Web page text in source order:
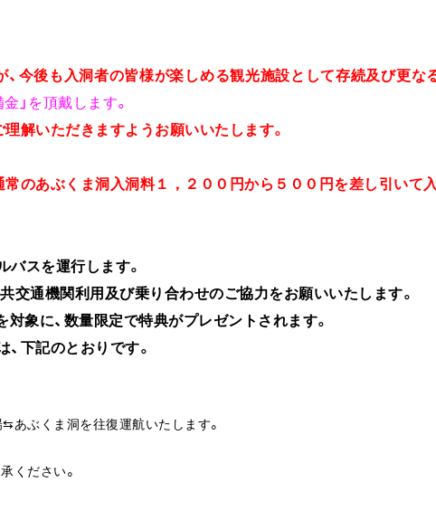
今後も入洞者の皆様が楽しめる観光施設として存続及び更な
」を頂戴します。
解いただきますようお願いいたします。
のあぶくま洞入洞料１，２００円から５００円を差し引いて
スを運行します。
交通機関利用及び乗り合わせのご協力をお願いいたします。
象に、数量限定で特典がプレゼントされます。
下記のとおりです。
あぶくま洞を往復運航いたします。
ください。